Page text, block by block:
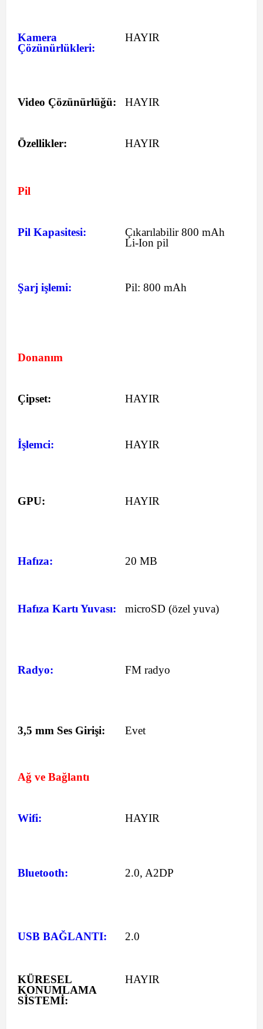
Kamera
Çözünürlükleri:
HAYIR
Video Çözünürlüğü: HAYIR
Özellikler: HAYIR
Pil
Pil Kapasitesi:
Çıkarılabilir 800 mAh
Li-Ion pil
Şarj işlemi: Pil: 800 mAh
Donanım
Çipset: HAYIR
İşlemci: HAYIR
GPU: HAYIR
Hafıza: 20 MB
Hafıza Kartı Yuvası: microSD (özel yuva)
Radyo: FM radyo
3,5 mm Ses Girişi: Evet
Ağ ve Bağlantı
Wifi: HAYIR
Bluetooth: 2.0, A2DP
USB BAĞLANTI: 2.0
KÜRESEL
KONUMLAMA
SİSTEMİ:
HAYIR